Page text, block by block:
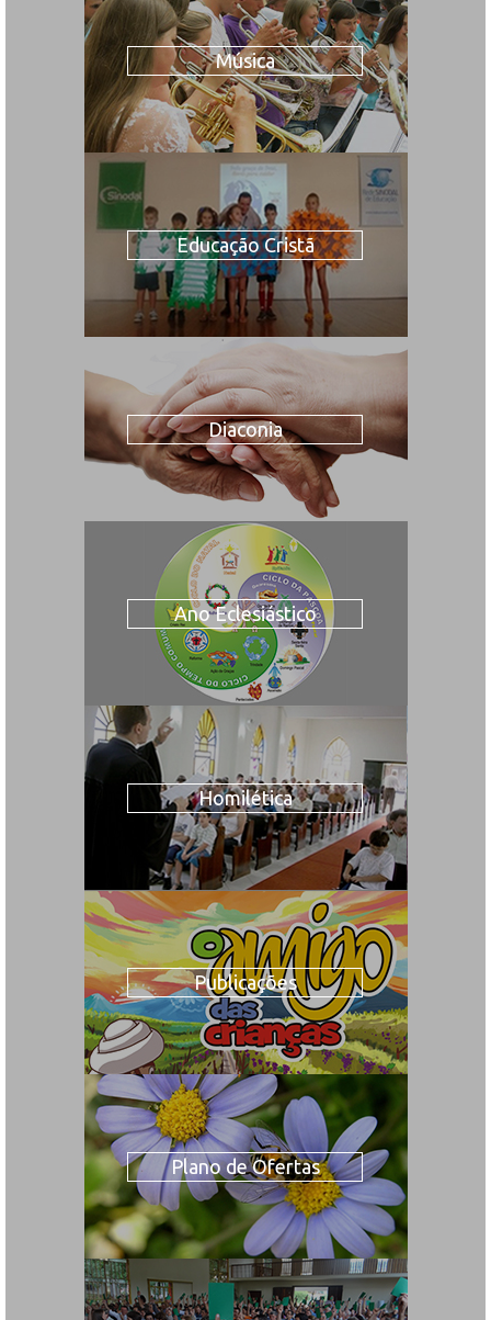
Música
Educação Cristã
Diaconia
Ano Eclesiástico
Homilética
Publicações
Plano de Ofertas